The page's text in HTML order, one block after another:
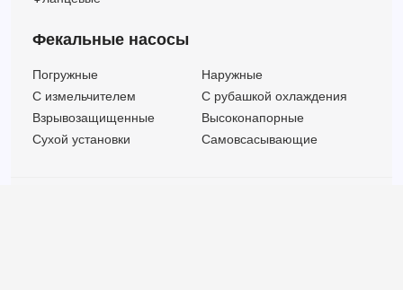
Фекальные насосы
Погружные
Наружные
C измельчителем
С рубашкой охлаждения
Взрывозащищенные
Высоконапорные
Сухой установки
Самовсасывающие